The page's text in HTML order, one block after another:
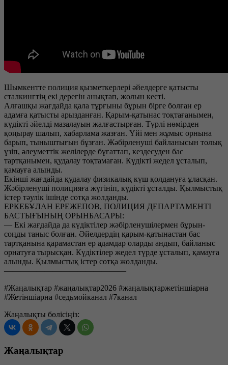
Шымкентте полиция қызметкерлері әйелдерге қатысты
сталкингтің екі дерегін анықтап, жолын кесті.
Алғашқы жағдайда қала тұрғыны бұрын бірге болған ер
адамға қатысты арызданған. Қарым-қатынас тоқтағанымен,
күдікті әйелді мазалауын жалғастырған. Түрлі нөмірден
қоңырау шалып, хабарлама жазған. Үйі мен жұмыс орнына
барып, тыныштығын бұзған. Жәбірленуші байланысын толық
үзіп, әлеуметтік желілерде бұғаттап, кездесуден бас
тартқанымен, қудалау тоқтамаған. Күдікті жедел ұсталып,
қамауға алынды.
Екінші жағдайда қудалау физикалық күш қолдануға ұласқан.
Жәбірленуші полицияға жүгініп, күдікті ұсталды. Қылмыстық
істер тәулік ішінде сотқа жолданды.
ЕРКЕБҰЛАН ЕРЕЖЕПОВ, ПОЛИЦИЯ ДЕПАРТАМЕНТІ
БАСТЫҒЫНЫҢ ОРЫНБАСАРЫ:
— Екі жағдайда да күдіктілер жәбірленушілермен бұрын-
соңды таныс болған. Әйелдердің қарым-қатынастан бас
тартқанына қарамастан ер адамдар оларды андып, байланыс
орнатуға тырысқан. Күдіктілер жедел түрде ұсталып, қамауға
алынды. Қылмыстық істер сотқа жолданды.
———————————————
#Жаңалықтар #жаңалықтар2026 #жаңалықтаржетіншіарна
#Жетіншіарна #седьмойканал #7канал
Жаңалықты бөлісіңіз:
Жаңалықтар